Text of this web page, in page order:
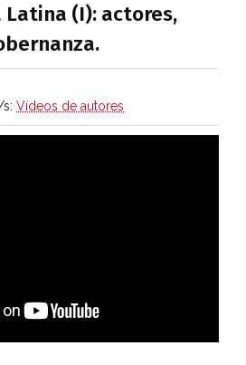
Latina (I): actores,
Vídeos de autores